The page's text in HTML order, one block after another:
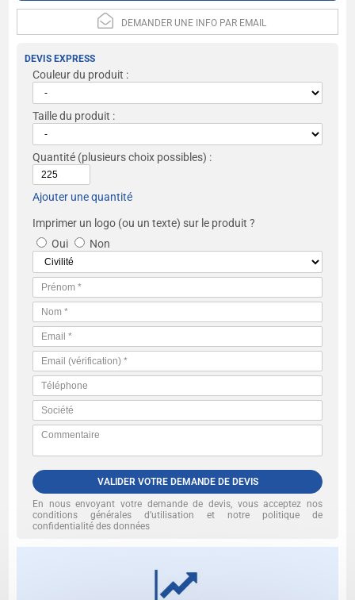
DEMANDER UNE INFO PAR EMAIL
DEVIS EXPRESS
Couleur du produit :
Taille du produit :
Quantité (plusieurs choix possibles) :
Ajouter une quantité
Imprimer un logo (ou un texte) sur le produit ?
Oui
Non
VALIDER VOTRE DEMANDE DE DEVIS
En nous envoyant votre demande de devis, vous acceptez nos
conditions générales d’utilisation et notre politique de
confidentialité des données